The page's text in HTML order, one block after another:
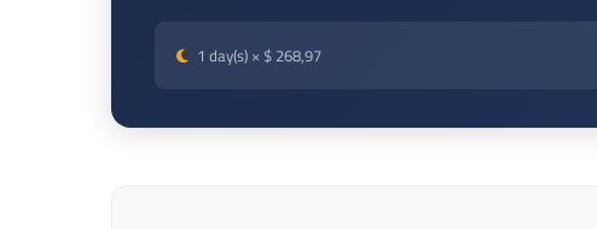
1 day(s) × $ 268,97